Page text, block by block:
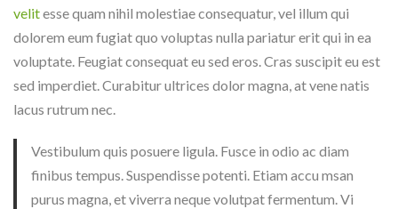
velitesse quam nihil molestiae consequatur, vel illum qui
dolorem eum fugiat quo voluptas nulla pariatur erit qui in ea
voluptate. Feugiat consequat eu sed eros. Cras suscipit eu est
sed imperdiet. Curabitur ultrices dolor magna, at vene natis
lacus rutrum nec.
Vestibulum quis posuere ligula. Fusce in odio ac diam
finibus tempus. Suspendisse potenti. Etiam accu msan
purus magna, et viverra neque volutpat fermentum. Vi